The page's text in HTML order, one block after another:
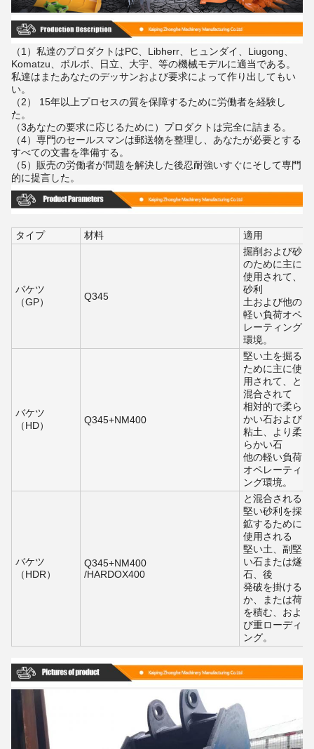
（1）私達のプロダクトはPC、Libherr、ヒュンダイ、Liugong、
Komatzu、ボルボ、日立、大宇、等の機械モデルに適当である。
私達はまたあなたのデッサンおよび要求によって作り出してもい
い。
（2） 15年以上プロセスの質を保障するために労働者を経験し
た。
（3あなたの要求に応じるために）プロダクトは完全に詰まる。
（4）専門のセールスマンは郵送物を整理し、あなたが必要とする
すべての文書を準備する。
（5）販売の労働者が問題を解決した後忍耐強いすぐにそして専門
的に提言した。
タイプ 材料 適用
バケツ
（GP）
Q345
掘削および砂
のために主に
使用されて、
砂利
土および他の
軽い負荷オペ
レーティング
環境。
バケツ
（HD）
Q345+NM400
堅い土を掘る
ために主に使
用されて、と
混合されて
相対的で柔ら
かい石および
粘土、より柔
らかい石
他の軽い負荷
オペレーティ
ング環境。
バケツ
（HDR）
Q345+NM400
/HARDOX400
と混合される
堅い砂利を採
鉱するために
使用される
堅い土、副堅
い石または燧
石、後
発破を掛ける
か、または荷
を積む、およ
び重ローディ
ング。